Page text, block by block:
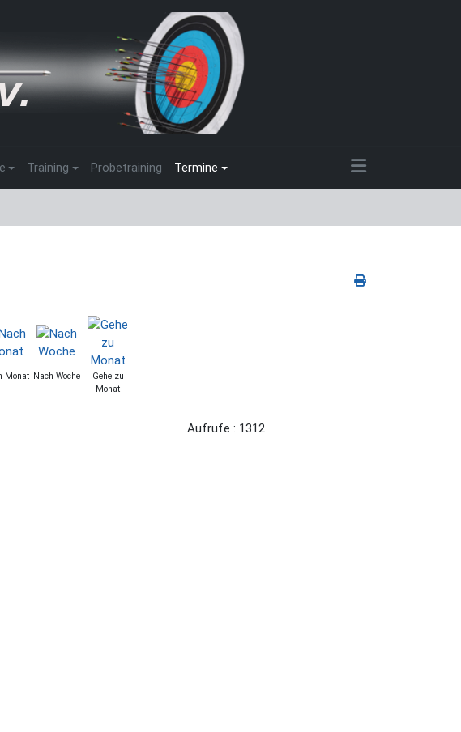
Training Probetraining Termine
Monat Nach Woche
Gehe zu
Monat
Aufrufe : 1312